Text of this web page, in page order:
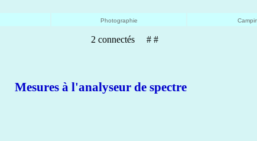
Photographie
2 connectés # #
Mesures à l'analyseur de spectre